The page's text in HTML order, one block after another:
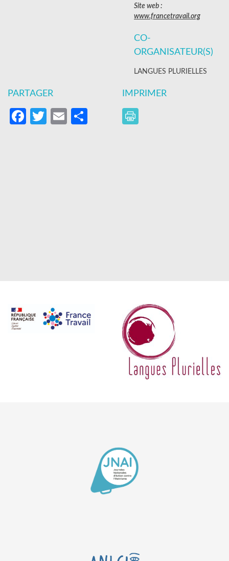
Site web :
www.francetravail.org
CO-
ORGANISATEUR(S)
LANGUES PLURIELLES
PARTAGER
Facebook
Twitter
EmailPartager
IMPRIMER